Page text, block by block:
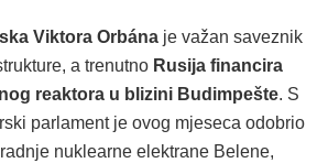
Viktora Orbána je važan saveznik
a trenutno Rusija financira
reaktora u blizini Budimpešte. S
parlament je ovog mjeseca odobrio
nuklearne elektrane Belene,